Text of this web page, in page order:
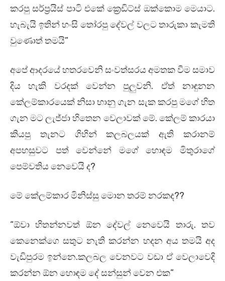
කරපු සර්ප්‍රයිස් පාටි එකේ ක්‍රෙඩිට්ස් ඔක්කොම මෙයාට.
හැබැයි ඉතින් හංසි තෝරපු දේවල් වලට තාරුකා කැමති
වුණොත් තමයි”
අපේ ආදරයේ හතරවෙනි සංවත්සරය අමතක වීම සමාව
දිය හැකි වරදක් වෙන්න පුලුවනි. ඒත් නාඳුනන
කේලම්කාරයෙක් නිසා භානු ගැන සැක කරපු මගේ හිත
ගැන මට ලැජ්ජා හිතෙන වෙලාවක් මේ. කේලම් කාරයා
කියපු තැනට ගිහින් කලබලයක් ඇති කරානම්
අපහසුවට පත් වෙන්නේ මගේ හොඳම මිතුරාගේ
පෙම්වතිය නෙවෙයි ද?
මේ කේලම්කාර මිනිස්සු මොන තරම් නරකද??
“ඕවා හිතන්නවත් ඕන දේවල් නෙවෙයි තාරු. තව
කෙනෙක්ගෙ සතුට නැති කරන්න හදන අය තමයි අද
වැඩිපුරම ඉන්නෙ.කලබල වෙනවට වඩා ඒ වෙලාවෙදි
කරන්න ඕන හොඳම දේ සන්සුන් වෙන එක”